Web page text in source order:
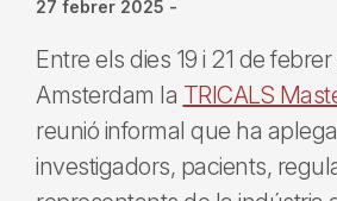
27 febrer 2025 -
Entre els dies 19 i 21 de
Amsterdam la TRICALS
reunió informal que ha
investigadors, pacients,